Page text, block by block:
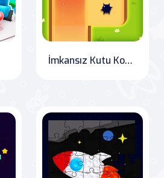
İmkansız Kutu Koşusu